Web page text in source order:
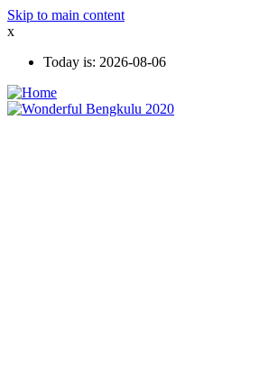
Skip to main content
x
Today is: 2026-08-06